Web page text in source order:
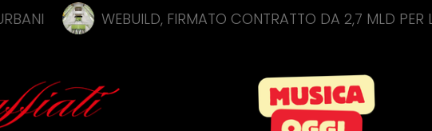
WEBUILD, FIRMATO CONTRATTO DA 2,7 MLD PER LA NUOVA